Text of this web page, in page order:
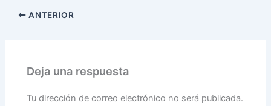
ANTERIOR
Deja una respuesta
Tu dirección de correo electrónico no será publicada.